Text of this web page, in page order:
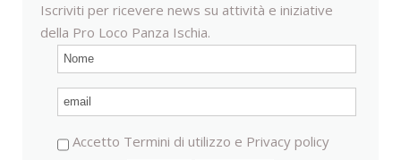
Iscriviti per ricevere news su attività e iniziative
della Pro Loco Panza Ischia.
Accetto Termini di utilizzo e Privacy policy